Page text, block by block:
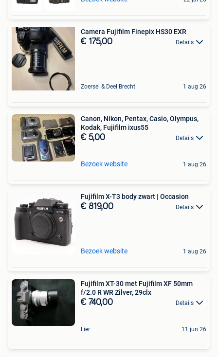
Camera Fujifilm Finepix HS30 EXR
€ 175,00 Details
Zoersel & Deel Brecht 1 aug 26
Canon, Nikon, Pentax, Casio, Olympus,
Kodak, Fujifilm ixus55
€ 5,00 Details
Bezoek website 1 aug 26
Fujifilm X-T3 body zwart | Occasion
€ 819,00 Details
Bezoek website 1 aug 26
Fujifilm XT-30 met Fujifilm XF 50mm
f/2.0 R WR Zilver, 29clx
€ 740,00 Details
Lier 11 jun 26